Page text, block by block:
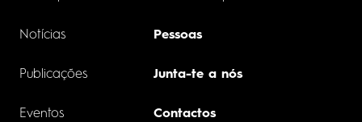
Notícias
Publicações
Eventos
Pessoas
Junta-te a nós
Contactos